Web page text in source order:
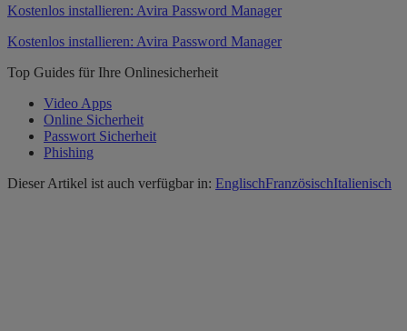
Kostenlos installieren: Avira Password Manager
Kostenlos installieren: Avira Password Manager
Top Guides für Ihre Onlinesicherheit
Video Apps
Online Sicherheit
Passwort Sicherheit
Phishing
Dieser Artikel ist auch verfügbar in: EnglischFranzösischItalienisch